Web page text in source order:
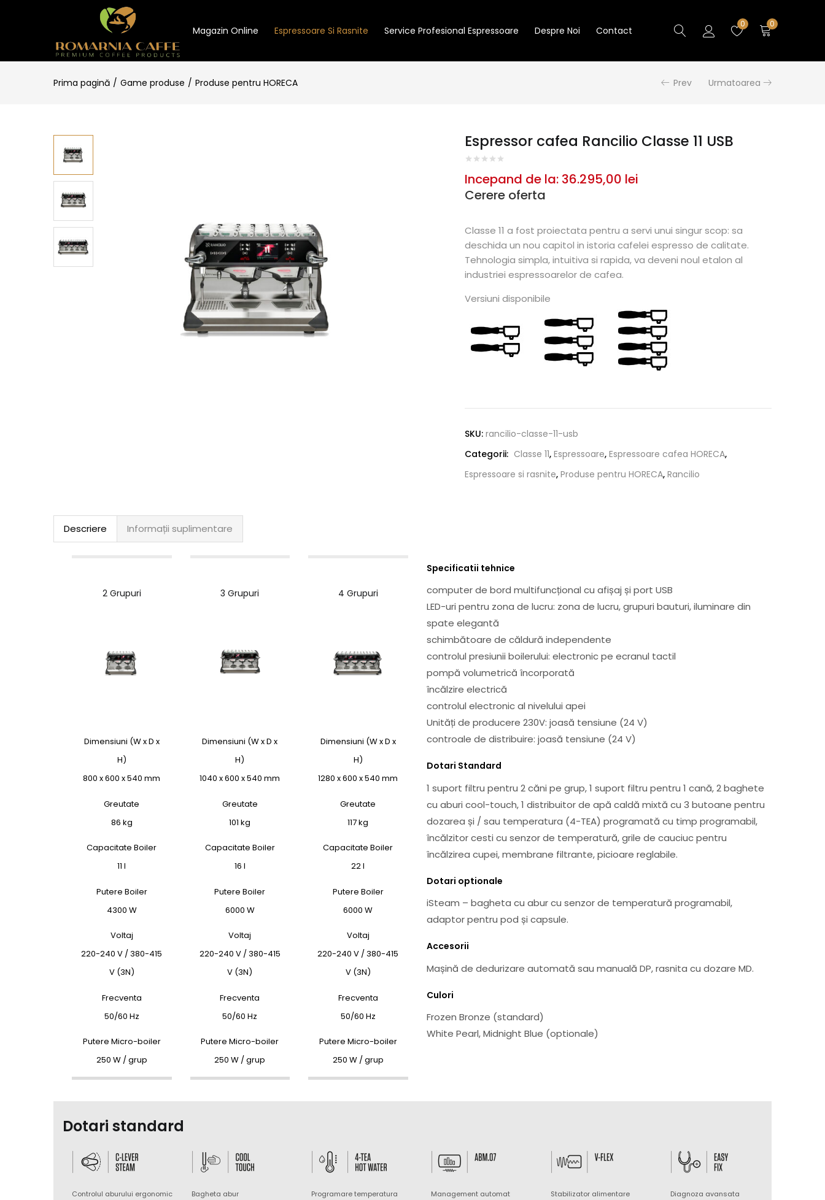
Magazin Online Espressoare Si Rasnite Service Profesional Espressoare Despre Noi Contact
0 0
Prima pagină Game produse Produse pentru HORECA Prev Urmatoarea
Espressor cafea Rancilio Classe 11 USB
Incepand de la: 36.295,00 lei
Cerere oferta
Classe 11 a fost proiectata pentru a servi unui singur scop: sa
deschida un nou capitol in istoria cafelei espresso de calitate.
Tehnologia simpla, intuitiva si rapida, va deveni noul etalon al
industriei espressoarelor de cafea.
Versiuni disponibile
SKU: rancilio-classe-11-usb
Categorii: Classe 11, Espressoare, Espressoare cafea HORECA,
Espressoare si rasnite, Produse pentru HORECA, Rancilio
Descriere Informații suplimentare
2 Grupuri
Dimensiuni (W x D x
H)
800 x 600 x 540 mm
Greutate
86 kg
Capacitate Boiler
11 l
Putere Boiler
4300 W
Voltaj
220-240 V / 380-415
V (3N)
Frecventa
50/60 Hz
Putere Micro-boiler
250 W / grup
3 Grupuri
Dimensiuni (W x D x
H)
1040 x 600 x 540 mm
Greutate
101 kg
Capacitate Boiler
16 l
Putere Boiler
6000 W
Voltaj
220-240 V / 380-415
V (3N)
Frecventa
50/60 Hz
Putere Micro-boiler
250 W / grup
4 Grupuri
Dimensiuni (W x D x
H)
1280 x 600 x 540 mm
Greutate
117 kg
Capacitate Boiler
22 l
Putere Boiler
6000 W
Voltaj
220-240 V / 380-415
V (3N)
Frecventa
50/60 Hz
Putere Micro-boiler
250 W / grup
Specificatii tehnice
computer de bord multifuncțional cu afișaj și port USB
LED-uri pentru zona de lucru: zona de lucru, grupuri bauturi, iluminare din
spate elegantă
schimbătoare de căldură independente
controlul presiunii boilerului: electronic pe ecranul tactil
pompă volumetrică încorporată
încălzire electrică
controlul electronic al nivelului apei
Unități de producere 230V: joasă tensiune (24 V)
controale de distribuire: joasă tensiune (24 V)
Dotari Standard
1 suport filtru pentru 2 căni pe grup, 1 suport filtru pentru 1 cană, 2 baghete
cu aburi cool-touch, 1 distribuitor de apă caldă mixtă cu 3 butoane pentru
dozarea și / sau temperatura (4-TEA) programată cu timp programabil,
încălzitor cesti cu senzor de temperatură, grile de cauciuc pentru
încălzirea cupei, membrane filtrante, picioare reglabile.
Dotari optionale
iSteam – bagheta cu abur cu senzor de temperatură programabil,
adaptor pentru pod și capsule.
Accesorii
Mașină de dedurizare automată sau manuală DP, rasnita cu dozare MD.
Culori
Frozen Bronze (standard)
White Pearl, Midnight Blue (optionale)
Dotari standard
Controlul aburului ergonomic Bagheta abur Programare temperatura
Management automat
Stabilizator alimentare Diagnoza avansata